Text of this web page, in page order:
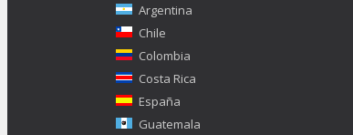
Argentina
Chile
Colombia
Costa Rica
España
Guatemala